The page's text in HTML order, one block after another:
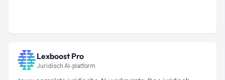
Lexboost Pro
Juridisch AI-platform